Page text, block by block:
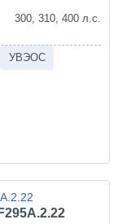
300, 310, 400 л.с.
УВЭОС